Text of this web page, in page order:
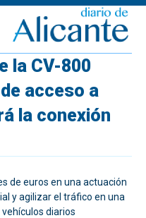
la CV-800
acceso a
la conexión
de euros en una actuación
y agilizar el tráfico en una
diarios